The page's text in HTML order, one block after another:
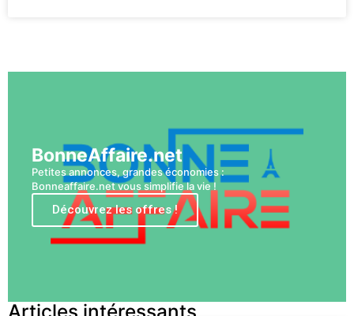
BonneAffaire.net
Petites annonces, grandes économies :
Bonneaffaire.net vous simplifie la vie !
Découvrez les offres !